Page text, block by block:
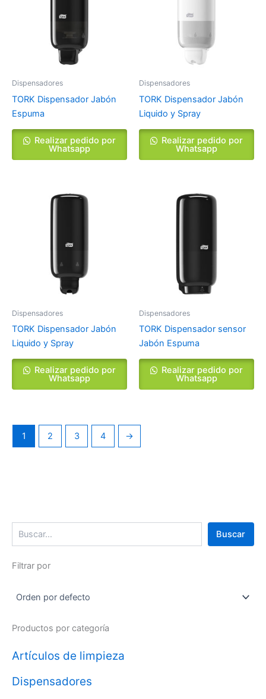
Buscar
Filtrar por
Productos por categoría
Artículos de limpieza
Dispensadores
Dispensadores
TORK Dispensador Jabón
Espuma
Realizar pedido por
Whatsapp
Dispensadores
TORK Dispensador Jabón
Liquido y Spray
Realizar pedido por
Whatsapp
Dispensadores
TORK Dispensador Jabón
Liquido y Spray
Realizar pedido por
Whatsapp
Dispensadores
TORK Dispensador sensor
Jabón Espuma
Realizar pedido por
Whatsapp
1 2 3 4 →